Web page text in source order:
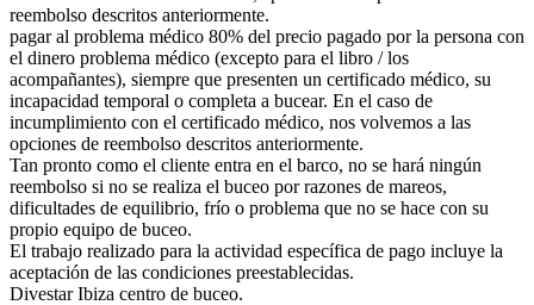
reembolso descritos anteriormente.
pagar al problema médico 80% del precio pagado por la persona con
el dinero problema médico (excepto para el libro / los
acompañantes), siempre que presenten un certificado médico, su
incapacidad temporal o completa a bucear. En el caso de
incumplimiento con el certificado médico, nos volvemos a las
opciones de reembolso descritos anteriormente.
Tan pronto como el cliente entra en el barco, no se hará ningún
reembolso si no se realiza el buceo por razones de mareos,
dificultades de equilibrio, frío o problema que no se hace con su
propio equipo de buceo.
El trabajo realizado para la actividad específica de pago incluye la
aceptación de las condiciones preestablecidas.
Divestar Ibiza centro de buceo.